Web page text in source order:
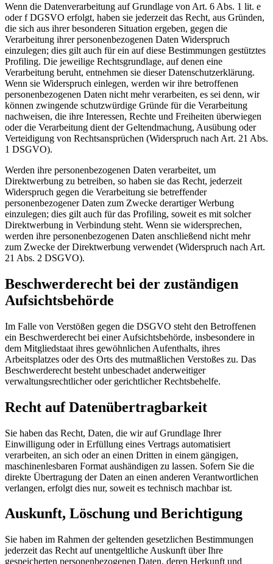
Wenn die Datenverarbeitung auf Grundlage von Art. 6 Abs. 1 lit. e
oder f DGSVO erfolgt, haben sie jederzeit das Recht, aus Gründen,
die sich aus ihrer besonderen Situation ergeben, gegen die
Verarbeitung ihrer personenbezogenen Daten Widerspruch
einzulegen; dies gilt auch für ein auf diese Bestimmungen gestütztes
Profiling. Die jeweilige Rechtsgrundlage, auf denen eine
Verarbeitung beruht, entnehmen sie dieser Datenschutzerklärung.
Wenn sie Widerspruch einlegen, werden wir ihre betroffenen
personenbezogenen Daten nicht mehr verarbeiten, es sei denn, wir
können zwingende schutzwürdige Gründe für die Verarbeitung
nachweisen, die ihre Interessen, Rechte und Freiheiten überwiegen
oder die Verarbeitung dient der Geltendmachung, Ausübung oder
Verteidigung von Rechtsansprüchen (Widerspruch nach Art. 21 Abs.
1 DSGVO).
Werden ihre personenbezogenen Daten verarbeitet, um
Direktwerbung zu betreiben, so haben sie das Recht, jederzeit
Widerspruch gegen die Verarbeitung sie betreffender
personenbezogener Daten zum Zwecke derartiger Werbung
einzulegen; dies gilt auch für das Profiling, soweit es mit solcher
Direktwerbung in Verbindung steht. Wenn sie widersprechen,
werden ihre personenbezogenen Daten anschließend nicht mehr
zum Zwecke der Direktwerbung verwendet (Widerspruch nach Art.
21 Abs. 2 DSGVO).
Beschwerderecht bei der zuständigen
Aufsichtsbehörde
Im Falle von Verstößen gegen die DSGVO steht den Betroffenen
ein Beschwerderecht bei einer Aufsichtsbehörde, insbesondere in
dem Mitgliedstaat ihres gewöhnlichen Aufenthalts, ihres
Arbeitsplatzes oder des Orts des mutmaßlichen Verstoßes zu. Das
Beschwerderecht besteht unbeschadet anderweitiger
verwaltungsrechtlicher oder gerichtlicher Rechtsbehelfe.
Recht auf Datenübertragbarkeit
Sie haben das Recht, Daten, die wir auf Grundlage Ihrer
Einwilligung oder in Erfüllung eines Vertrags automatisiert
verarbeiten, an sich oder an einen Dritten in einem gängigen,
maschinenlesbaren Format aushändigen zu lassen. Sofern Sie die
direkte Übertragung der Daten an einen anderen Verantwortlichen
verlangen, erfolgt dies nur, soweit es technisch machbar ist.
Auskunft, Löschung und Berichtigung
Sie haben im Rahmen der geltenden gesetzlichen Bestimmungen
jederzeit das Recht auf unentgeltliche Auskunft über Ihre
gespeicherten personenbezogenen Daten, deren Herkunft und